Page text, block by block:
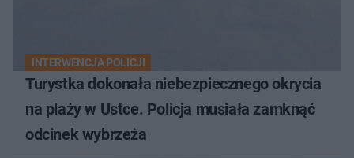
INTERWENCJA POLICJI
Turystka dokonała niebezpiecznego okrycia
na plaży w Ustce. Policja musiała zamknąć
odcinek wybrzeża